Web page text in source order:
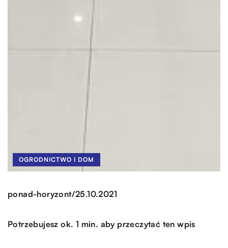
OGRODNICTWO I DOM
ponad-horyzont/25.10.2021
Potrzebujesz ok. 1 min. aby przeczytać ten wpis